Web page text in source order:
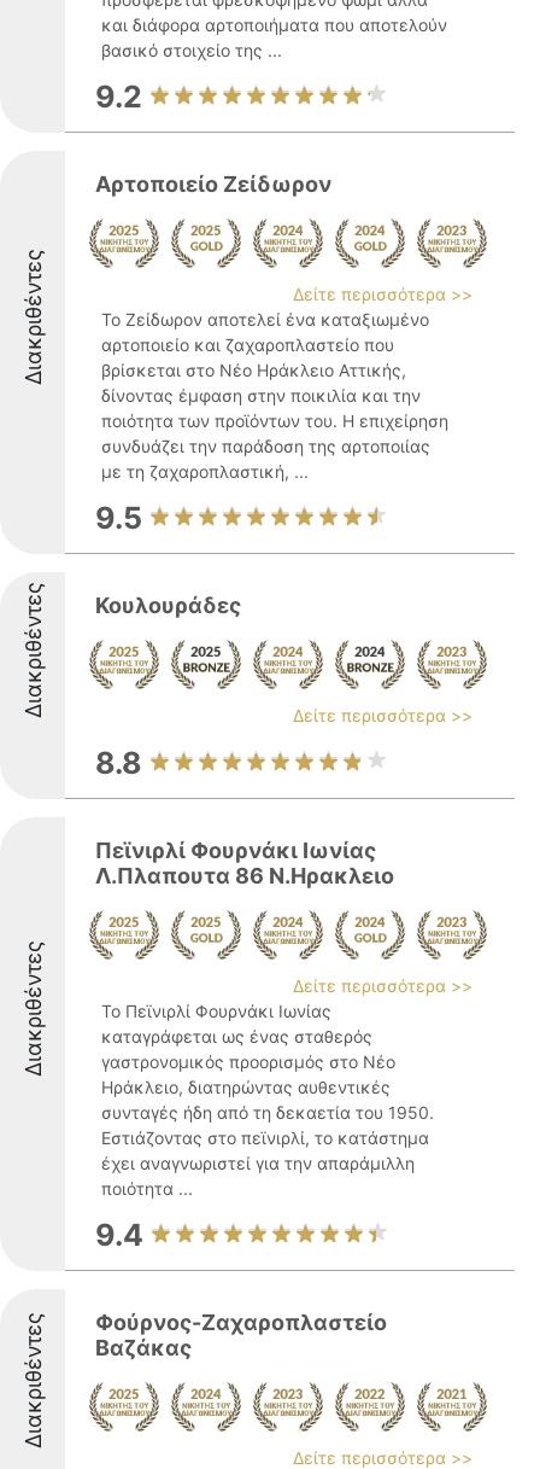
και διάφορα αρτοποιήματα που αποτελούν
βασικό στοιχείο της ...
9.2
Διακριθέντες
Αρτοποιείο Ζείδωρον
Δείτε περισσότερα >>
Το Ζείδωρον αποτελεί ένα καταξιωμένο
αρτοποιείο και ζαχαροπλαστείο που
βρίσκεται στο Νέο Ηράκλειο Αττικής,
δίνοντας έμφαση στην ποικιλία και την
ποιότητα των προϊόντων του. Η επιχείρηση
συνδυάζει την παράδοση της αρτοποιίας
με τη ζαχαροπλαστική, ...
9.5
Διακριθέντες Κουλουράδες
Δείτε περισσότερα >>
8.8
Διακριθέντες
Πεϊνιρλί Φουρνάκι Ιωνίας
Λ.Πλαπουτα 86 Ν.Ηρακλειο
Δείτε περισσότερα >>
Το Πεϊνιρλί Φουρνάκι Ιωνίας
καταγράφεται ως ένας σταθερός
γαστρονομικός προορισμός στο Νέο
Ηράκλειο, διατηρώντας αυθεντικές
συνταγές ήδη από τη δεκαετία του 1950.
Εστιάζοντας στο πεϊνιρλί, το κατάστημα
έχει αναγνωριστεί για την απαράμιλλη
ποιότητα ...
9.4
Διακριθέντες
Φούρνος-Ζαχαροπλαστείο
Βαζάκας
Δείτε περισσότερα >>